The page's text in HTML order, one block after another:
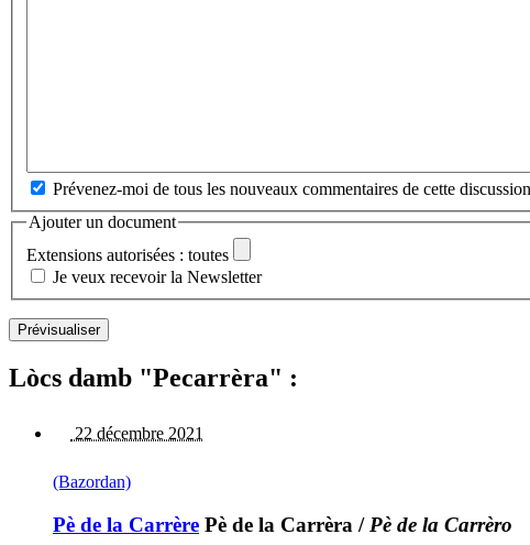
Prévenez-moi de tous les nouveaux commentaires de cette
Ajouter un document
Extensions autorisées : toutes
Je veux recevoir la Newsletter
Lòcs damb "Pecarrèra" :
22 décembre 2021
(Bazordan)
Pè de la Carrère Pè de la Carrèra / Pè de la Carrèro